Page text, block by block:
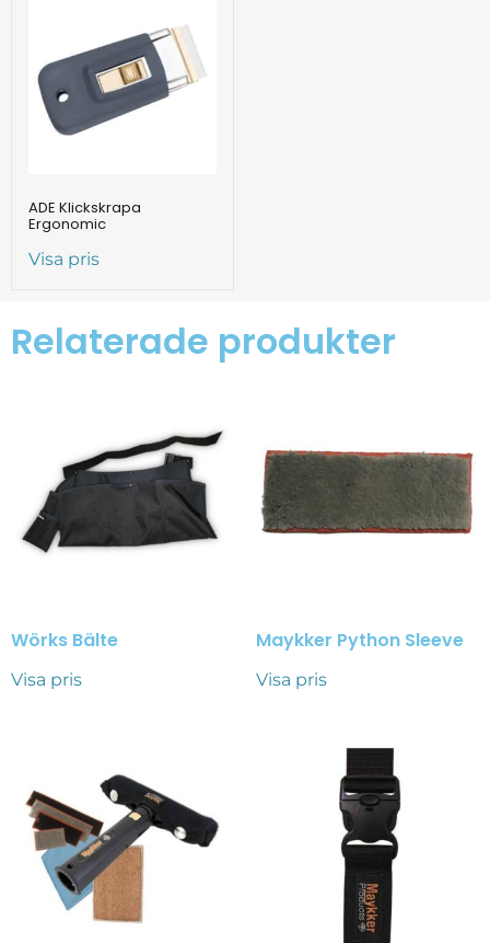
ADE Klickskrapa
Ergonomic
Visa pris
Relaterade produkter
Wörks Bälte
Visa pris
Maykker Python Sleeve
Visa pris